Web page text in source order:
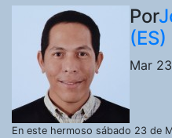
Por
(ES)
Mar
En este hermoso sábado 23 de